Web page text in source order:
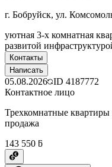
г. Бобруйск, ул.
уютная 3-х комнатная
развитой
Контакты
Написать
05.08.2026 ID 4187772
Контактное лицо
Трехкомнатные
продажа
143 550 ƃ